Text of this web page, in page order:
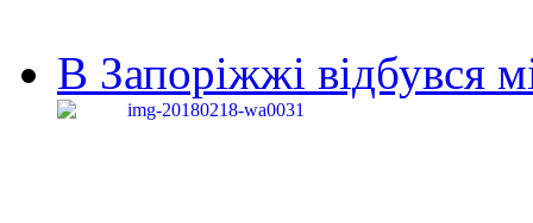
В Запоріжжі відбувся